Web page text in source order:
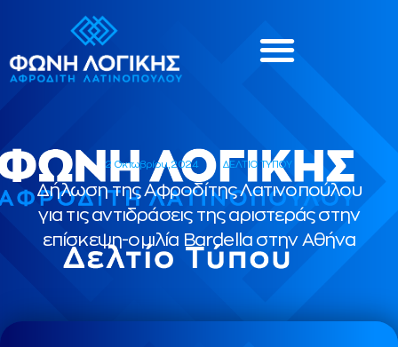
2 Οκτωβρίου, 2024 ΔΕΛΤΙΟ ΤΥΠΟΥ
Δήλωση της Αφροδίτης Λατινοπούλου
για τις αντιδράσεις της αριστεράς στην
επίσκεψη-ομιλία Bardella στην Αθήνα